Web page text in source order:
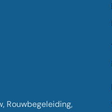
Rouwbegeleiding,